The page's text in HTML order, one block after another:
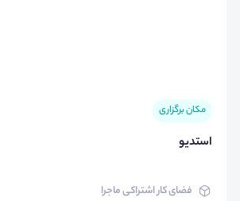
مکان برگزاری
استدیو
فضای کار اشتراکی ماجرا